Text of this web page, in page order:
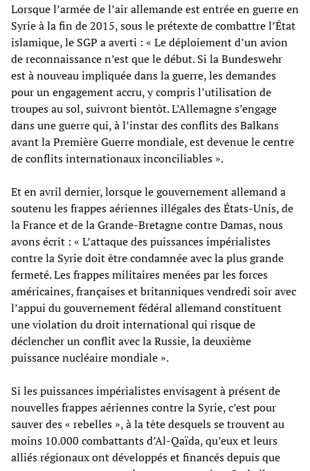
Lorsque l’armée de l’air allemande est entrée en guerre en
Syrie à la fin de 2015, sous le prétexte de combattre l’État
islamique, le SGP a averti : « Le déploiement d’un avion
de reconnaissance n’est que le début. Si la Bundeswehr
est à nouveau impliquée dans la guerre, les demandes
pour un engagement accru, y compris l’utilisation de
troupes au sol, suivront bientôt. L’Allemagne s’engage
dans une guerre qui, à l’instar des conflits des Balkans
avant la Première Guerre mondiale, est devenue le centre
de conflits internationaux inconciliables ».
Et en avril dernier, lorsque le gouvernement allemand a
soutenu les frappes aériennes illégales des États-Unis, de
la France et de la Grande-Bretagne contre Damas, nous
avons écrit : « L’attaque des puissances impérialistes
contre la Syrie doit être condamnée avec la plus grande
fermeté. Les frappes militaires menées par les forces
américaines, françaises et britanniques vendredi soir avec
l’appui du gouvernement fédéral allemand constituent
une violation du droit international qui risque de
déclencher un conflit avec la Russie, la deuxième
puissance nucléaire mondiale ».
Si les puissances impérialistes envisagent à présent de
nouvelles frappes aériennes contre la Syrie, c’est pour
sauver des « rebelles », à la tête desquels se trouvent au
moins 10.000 combattants d’Al-Qaïda, qu’eux et leurs
alliés régionaux ont développés et financés depuis que